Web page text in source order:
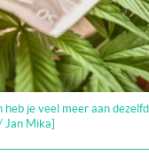
je veel meer aan
Jan Mika]